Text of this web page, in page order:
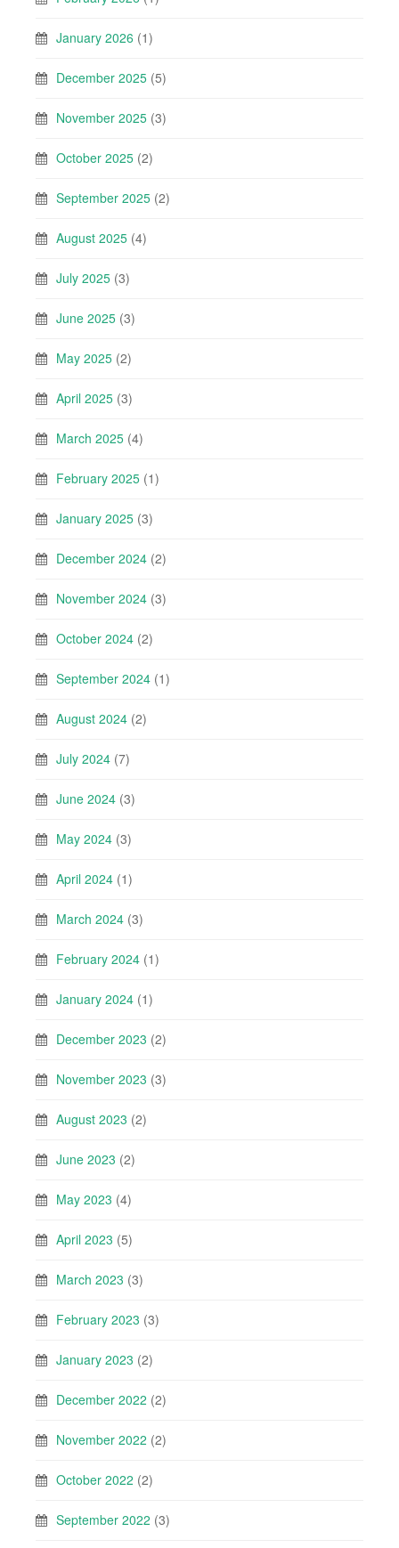
January 2026 (1)
December 2025 (5)
November 2025 (3)
October 2025 (2)
September 2025 (2)
August 2025 (4)
July 2025 (3)
June 2025 (3)
May 2025 (2)
April 2025 (3)
March 2025 (4)
February 2025 (1)
January 2025 (3)
December 2024 (2)
November 2024 (3)
October 2024 (2)
September 2024 (1)
August 2024 (2)
July 2024 (7)
June 2024 (3)
May 2024 (3)
April 2024 (1)
March 2024 (3)
February 2024 (1)
January 2024 (1)
December 2023 (2)
November 2023 (3)
August 2023 (2)
June 2023 (2)
May 2023 (4)
April 2023 (5)
March 2023 (3)
February 2023 (3)
January 2023 (2)
December 2022 (2)
November 2022 (2)
October 2022 (2)
September 2022 (3)